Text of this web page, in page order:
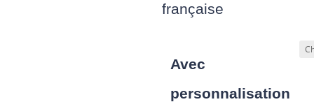
française
Avec
personnalisation